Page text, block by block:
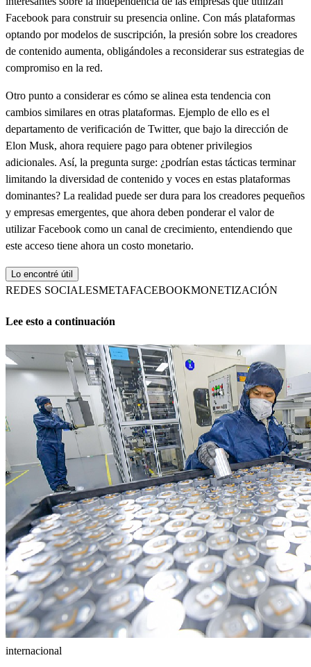
Facebook para construir su presencia online. Con más plataformas
optando por modelos de suscripción, la presión sobre los creadores
de contenido aumenta, obligándoles a reconsiderar sus estrategias de
compromiso en la red.
Otro punto a considerar es cómo se alinea esta tendencia con
cambios similares en otras plataformas. Ejemplo de ello es el
departamento de verificación de Twitter, que bajo la dirección de
Elon Musk, ahora requiere pago para obtener privilegios
adicionales. Así, la pregunta surge: ¿podrían estas tácticas terminar
limitando la diversidad de contenido y voces en estas plataformas
dominantes? La realidad puede ser dura para los creadores pequeños
y empresas emergentes, que ahora deben ponderar el valor de
utilizar Facebook como un canal de crecimiento, entendiendo que
este acceso tiene ahora un costo monetario.
Lo encontré útil
REDES SOCIALESMETAFACEBOOKMONETIZACIÓN
Lee esto a continuación
internacional